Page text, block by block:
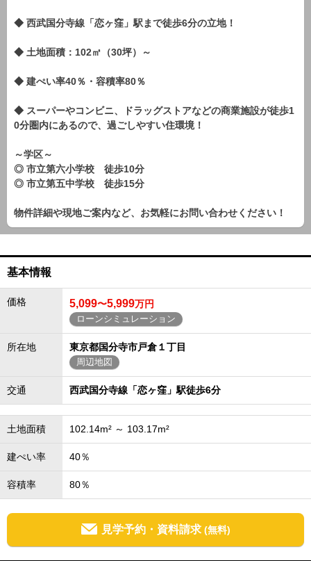
◆ 西武国分寺線「恋ヶ窪」駅まで徒歩6分の立地！
◆ 土地面積：102㎡（30坪）～
◆ 建ぺい率40％・容積率80％
◆ スーパーやコンビニ、ドラッグストアなどの商業施設が徒歩1
0分圏内にあるので、過ごしやすい住環境！
～学区～
◎ 市立第六小学校 徒歩10分
◎ 市立第五中学校 徒歩15分
物件詳細や現地ご案内など、お気軽にお問い合わせください！
基本情報
価格 5,099〜5,999万円
ローンシミュレーション
所在地 東京都国分寺市戸倉１丁目
周辺地図
交通 西武国分寺線「恋ヶ窪」駅徒歩6分
土地面積 102.14m² ～ 103.17m²
建ぺい率 40％
容積率 80％
見学予約・資料請求 (無料)